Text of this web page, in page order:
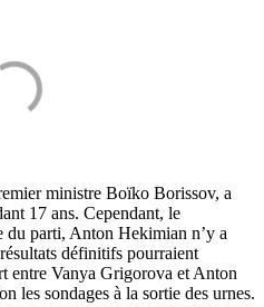
ministre Boïko Borissov, a
17 ans. Cependant, le
du parti, Anton Hekimian n’y a
définitifs pourraient
entre Vanya Grigorova et Anton
les sondages à la sortie des urnes.